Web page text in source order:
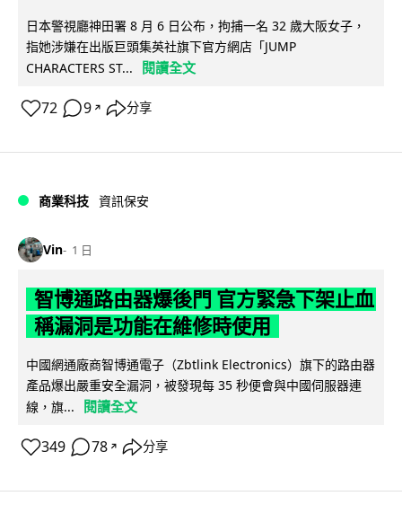
日本警視廳神田署 8 月 6 日公布，拘捕一名 32 歲大阪女子，
指她涉嫌在出版巨頭集英社旗下官方網店「JUMP
CHARACTERS ST...
閱讀全文
72 9 ↗ 分享
商業科技 資訊保安
Vin 1 日
智博通路由器爆後門 官方緊急下架止血
稱漏洞是功能在維修時使用
中國網通廠商智博通電子（Zbtlink Electronics）旗下的路由器
產品爆出嚴重安全漏洞，被發現每 35 秒便會與中國伺服器連
線，旗...
閱讀全文
349 78 ↗ 分享